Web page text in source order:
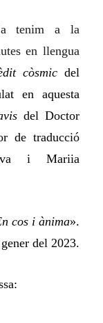
tenim a la
en llengua
còsmicdel
en aquesta
del Doctor
de traducció
i Mariia
cos i ànima».
del 2023.